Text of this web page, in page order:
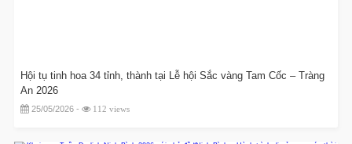
Hội tụ tinh hoa 34 tỉnh, thành tại Lễ hội Sắc vàng Tam Cốc – Tràng
An 2026
25/05/2026 - 112 views